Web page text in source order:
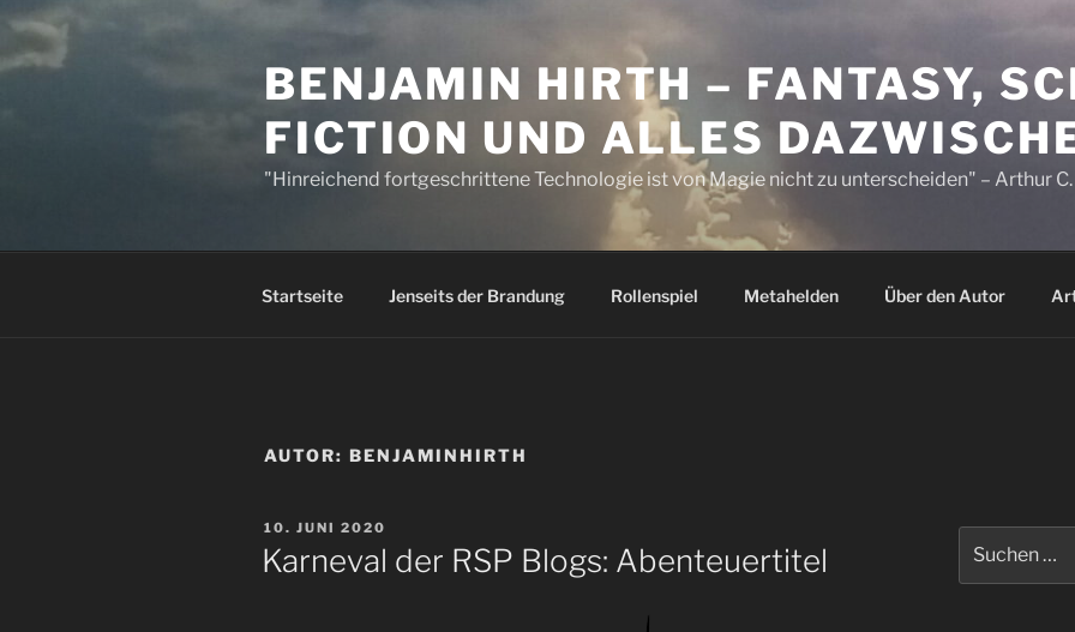
Zum
Inhalt
springen
BENJAMIN HIRTH – FANTASY,
FICTION UND ALLES
"Hinreichend fortgeschrittene Technologie ist von Magie nicht zu unterscheiden" – Arthur
Startseite Jenseits der Brandung Rollenspiel Metahelden Über den Autor
AUTOR: BENJAMINHIRTH
VERÖFFENTLICHT
AM
10. JUNI 2020
Karneval der RSP Blogs: Abenteuertitel
nach: